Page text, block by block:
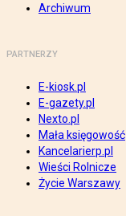
Archiwum
PARTNERZY
E-kiosk.pl
E-gazety.pl
Nexto.pl
Mała księgowość
Kancelarierp.pl
Wieści Rolnicze
Życie Warszawy